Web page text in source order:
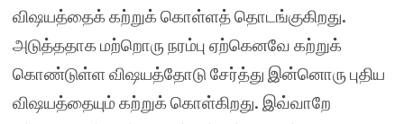
விஷயத்தைக் கற்றுக் கொள்ளத் தொடங்குகிறது.
அடுத்ததாக மற்றொரு நரம்பு ஏற்கெனவே கற்றுக்
கொண்டுள்ள விஷயத்தோடு சேர்த்து இன்னொரு புதிய
விஷயத்தையும் கற்றுக் கொள்கிறது. இவ்வாறே